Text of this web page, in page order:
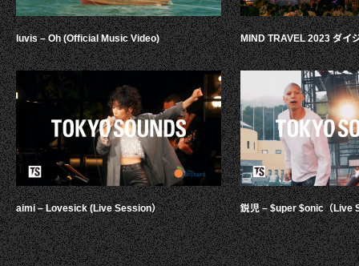
luvis – Oh (Official Music Video)
aimi – Lovesick (Live Session）
MIND TRAVEL 2023 ダイ
鋭児 – $uper $onic（Live